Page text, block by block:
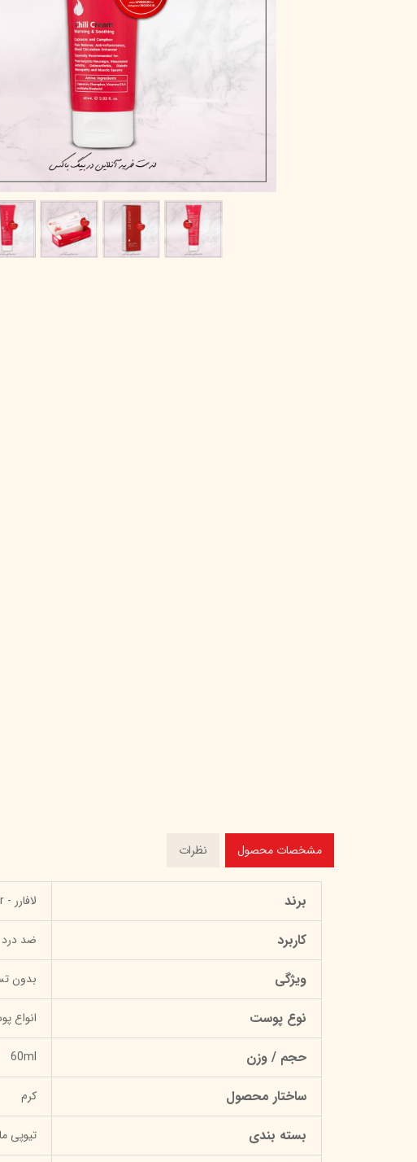
مراقبت چشم
شوینده صورت
ضد جوش و آکنه
ضد قارچ و باکتری
پاک دارو
آر یو آکی
دیپ سنس
لاکچری کوین
مشخصات محصول نظرات
برند لافارر - Lafarrerr
کاربرد ضد درد
ویژگی بدون
نوع پوست انواع
حجم / وزن 60ml
ساختار محصول کرم
بسته بندی تیوپی